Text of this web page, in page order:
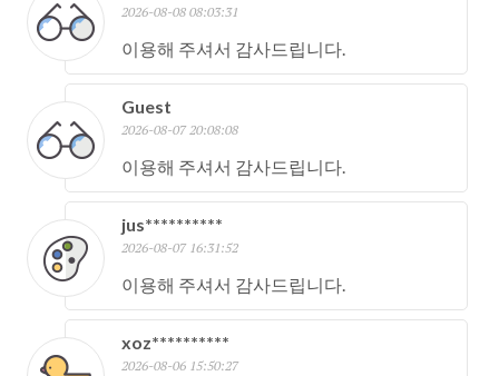
2026-08-08 08:03:31
이용해 주셔서 감사드립니다.
Guest
2026-08-07 20:08:08
이용해 주셔서 감사드립니다.
jus**********
2026-08-07 16:31:52
이용해 주셔서 감사드립니다.
xoz**********
2026-08-06 15:50:27